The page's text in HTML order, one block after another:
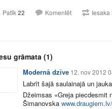
Patīk22 Komentēt Iesaka
grāmata (1)
Modernā dzīve 12. nov 2012
Labrīt šajā saulainajā un
Džeimsas «Greja piecdesmit
Šimanovska